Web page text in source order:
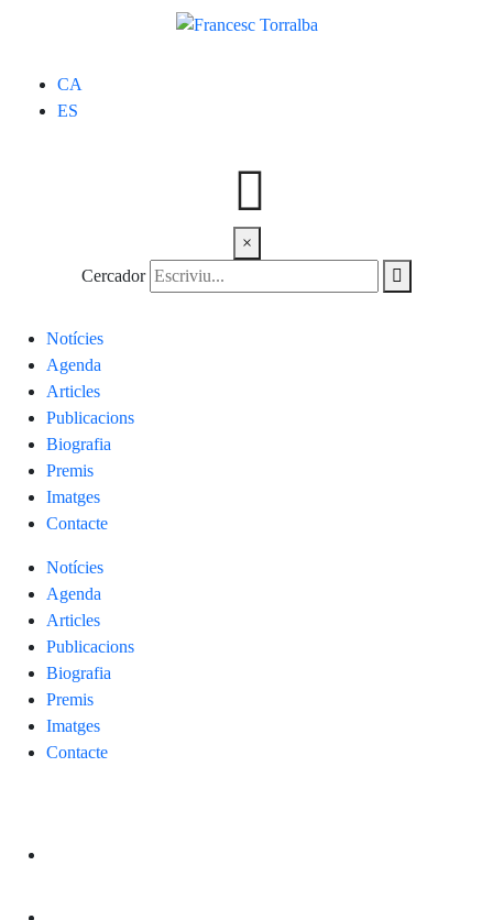
CA
ES
×
Cercador
Notícies
Agenda
Articles
Publicacions
Biografia
Premis
Imatges
Contacte
Notícies
Agenda
Articles
Publicacions
Biografia
Premis
Imatges
Contacte